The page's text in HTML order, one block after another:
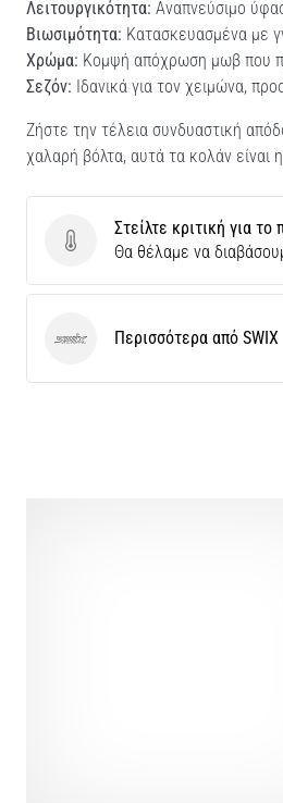
Λειτουργικότητα: Αναπνεύσιμο
Βιωσιμότητα: Κατασκευασμένα με
Χρώμα: Κομψή απόχρωση μωβ που
Σεζόν: Ιδανικά για τον χειμώνα,
Ζήστε την τέλεια συνδυαστική
χαλαρή βόλτα, αυτά τα κολάν είναι
Στείλτε κριτική για το προϊόν
Στείλτε κριτική για το
Θα θέλαμε να
SWIX Περισσότερα από SWIX